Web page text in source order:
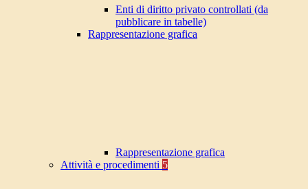
Enti di diritto privato controllati (da
pubblicare in tabelle)
Rappresentazione grafica
Rappresentazione grafica
Attività e procedimenti 5